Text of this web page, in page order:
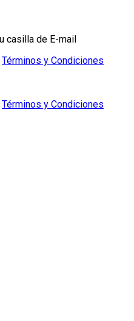
casilla de E-mail
Términos y Condiciones
Términos y Condiciones